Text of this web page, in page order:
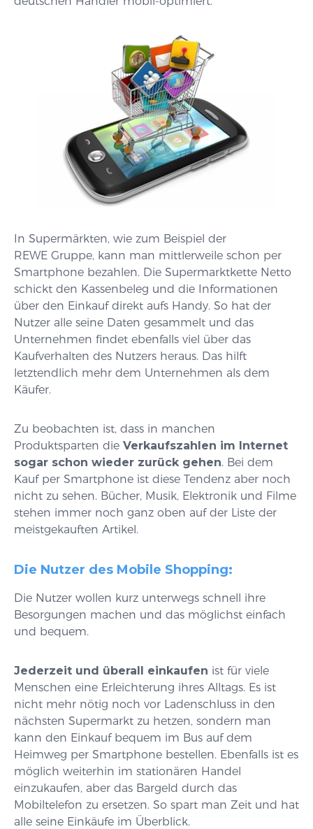
In Supermärkten, wie zum Beispiel der
REWE Gruppe, kann man mittlerweile schon per
Smartphone bezahlen. Die Supermarktkette Netto
schickt den Kassenbeleg und die Informationen
über den Einkauf direkt aufs Handy. So hat der
Nutzer alle seine Daten gesammelt und das
Unternehmen findet ebenfalls viel über das
Kaufverhalten des Nutzers heraus. Das hilft
letztendlich mehr dem Unternehmen als dem
Käufer.
Zu beobachten ist, dass in manchen
Produktsparten die Verkaufszahlen im Internet
sogar schon wieder zurück gehen. Bei dem
Kauf per Smartphone ist diese Tendenz aber noch
nicht zu sehen. Bücher, Musik, Elektronik und Filme
stehen immer noch ganz oben auf der Liste der
meistgekauften Artikel.
Die Nutzer des Mobile Shopping:
Die Nutzer wollen kurz unterwegs schnell ihre
Besorgungen machen und das möglichst einfach
und bequem.
Jederzeit und überall einkaufen ist für viele
Menschen eine Erleichterung ihres Alltags. Es ist
nicht mehr nötig noch vor Ladenschluss in den
nächsten Supermarkt zu hetzen, sondern man
kann den Einkauf bequem im Bus auf dem
Heimweg per Smartphone bestellen. Ebenfalls ist es
möglich weiterhin im stationären Handel
einzukaufen, aber das Bargeld durch das
Mobiltelefon zu ersetzen. So spart man Zeit und hat
alle seine Einkäufe im Überblick.